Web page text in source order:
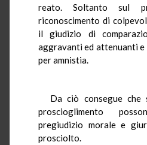
reato. Soltanto sul
riconoscimento di
il giudizio di
aggravanti ed attenuanti
per amnistia.
Da ciò consegue
proscioglimento
pregiudizio morale e
prosciolto.